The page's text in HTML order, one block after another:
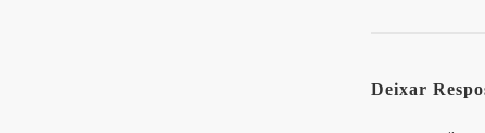
Deixar